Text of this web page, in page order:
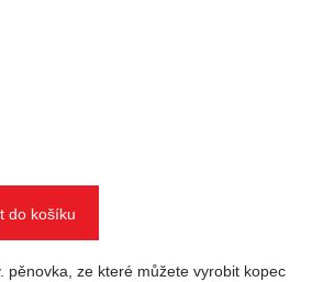
do košíku
pěnovka, ze které můžete vyrobit kopec